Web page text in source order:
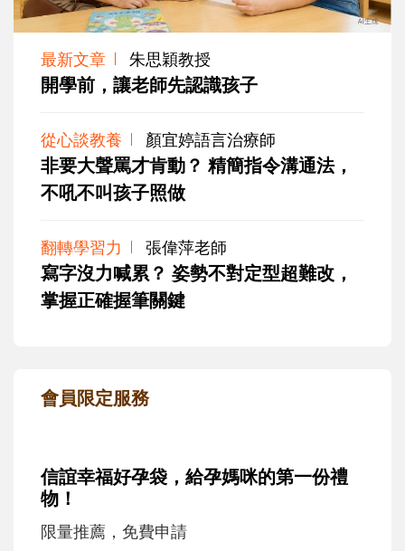
最新文章 朱思穎教授
開學前，讓老師先認識孩子
從心談教養 顏宜婷語言治療師
非要大聲罵才肯動？ 精簡指令溝通法，
不吼不叫孩子照做
翻轉學習力 張偉萍老師
寫字沒力喊累？ 姿勢不對定型超難改，
掌握正確握筆關鍵
會員限定服務
信誼幸福好孕袋，給孕媽咪的第一份禮
物！
限量推薦，免費申請